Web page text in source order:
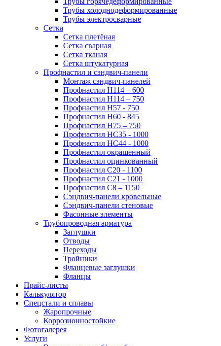
Трубы холоднодеформированные
Трубы электросварные
Сетка
Сетка плетёная
Сетка сварная
Сетка тканая
Сетка штукатурная
Профнастил и сэндвич-панели
Монтаж сэндвич-панелей
Профнастил Н114 – 600
Профнастил Н114 – 750
Профнастил Н57 - 750
Профнастил Н60 - 845
Профнастил Н75 – 750
Профнастил НС35 - 1000
Профнастил НС44 - 1000
Профнастил окрашенный
Профнастил оцинкованный
Профнастил С20 - 1100
Профнастил С21 - 1000
Профнастил С8 – 1150
Сэндвич-панели кровельные
Сэндвич-панели стеновые
Фасонные элементы
Трубопроводная арматура
Заглушки
Отводы
Переходы
Тройники
Фланцевые заглушки
Фланцы
Прайс-листы
Калькулятор
Спецстали и сплавы
Жаропрочные
Коррозионностойкие
Фотогалерея
Услуги